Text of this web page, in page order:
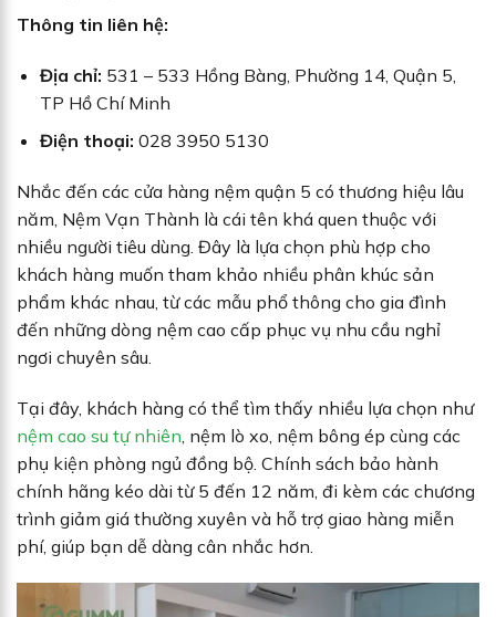
Thông tin liên hệ:
Địa chỉ: 531 – 533 Hồng Bàng, Phường 14, Quận 5,
TP Hồ Chí Minh
Điện thoại: 028 3950 5130
Nhắc đến các cửa hàng nệm quận 5 có thương hiệu lâu
năm, Nệm Vạn Thành là cái tên khá quen thuộc với
nhiều người tiêu dùng. Đây là lựa chọn phù hợp cho
khách hàng muốn tham khảo nhiều phân khúc sản
phẩm khác nhau, từ các mẫu phổ thông cho gia đình
đến những dòng nệm cao cấp phục vụ nhu cầu nghỉ
ngơi chuyên sâu.
Tại đây, khách hàng có thể tìm thấy nhiều lựa chọn như
nệm cao su tự nhiên , nệm lò xo, nệm bông ép cùng các
phụ kiện phòng ngủ đồng bộ. Chính sách bảo hành
chính hãng kéo dài từ 5 đến 12 năm, đi kèm các chương
trình giảm giá thường xuyên và hỗ trợ giao hàng miễn
phí, giúp bạn dễ dàng cân nhắc hơn.